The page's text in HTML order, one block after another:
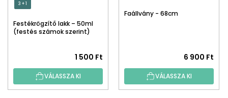
3 + 1
Festékrögzítő lakk – 50ml
(festés számok szerint)
1 500 Ft
VÁLASSZA KI
Faállvány - 68cm
6 900 Ft
VÁLASSZA KI